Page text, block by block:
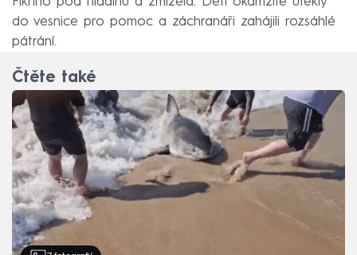
do vesnice pro pomoc a záchranáři zahájili rozsáhlé
pátrání.
Čtěte také